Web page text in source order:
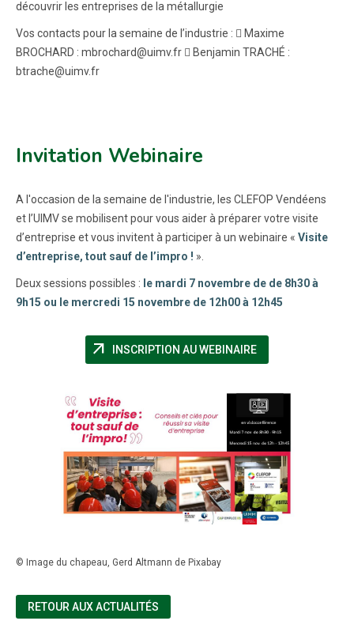
découvrir les entreprises de la métallurgie
Vos contacts pour la semaine de l’industrie :  Maxime
BROCHARD : mbrochard@uimv.fr  Benjamin TRACHÉ :
btrache@uimv.fr
Invitation Webinaire
A l'occasion de la semaine de l'industrie, les CLEFOP Vendéens
et l’UIMV se mobilisent pour vous aider à préparer votre visite
d’entreprise et vous invitent à participer à un webinaire « Visite
d’entreprise, tout sauf de l’impro ! ».
Deux sessions possibles : le mardi 7 novembre de de 8h30 à
9h15 ou le mercredi 15 novembre de 12h00 à 12h45
arrow_outward INSCRIPTION AU WEBINAIRE(NOUVELLE
© Image du chapeau, Gerd Altmann de Pixabay
RETOUR AUX ACTUALITÉS